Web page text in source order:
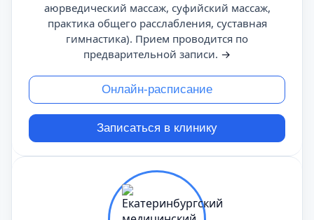
аюрведический массаж, суфийский массаж,
практика общего расслабления, суставная
гимнастика). Прием проводится по
предварительной записи. →
Онлайн-расписание
Записаться в клинику